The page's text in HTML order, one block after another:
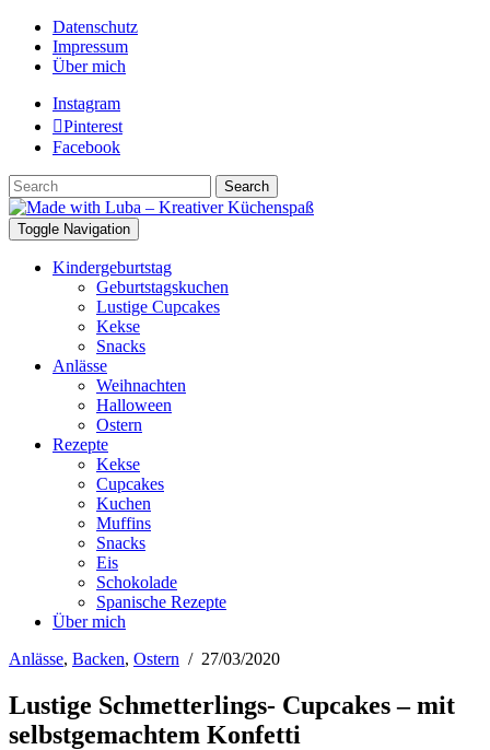
Datenschutz
Impressum
Über mich
Instagram
Pinterest
Facebook
Search
Toggle Navigation
Kindergeburtstag
Geburtstagskuchen
Lustige Cupcakes
Kekse
Snacks
Anlässe
Weihnachten
Halloween
Ostern
Rezepte
Kekse
Cupcakes
Kuchen
Muffins
Snacks
Eis
Schokolade
Spanische Rezepte
Über mich
Anlässe, Backen, Ostern / 27/03/2020
Lustige Schmetterlings- Cupcakes – mit
selbstgemachtem Konfetti